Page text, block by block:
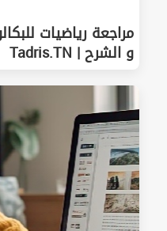
و الشرح | Tadris.TN